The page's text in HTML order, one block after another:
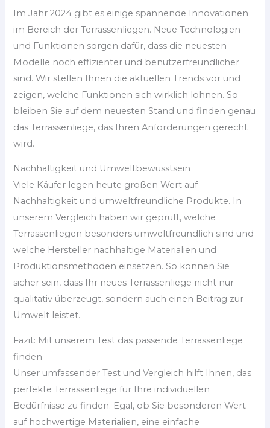
Im Jahr 2024 gibt es einige spannende Innovationen
im Bereich der Terrassenliegen. Neue Technologien
und Funktionen sorgen dafür, dass die neuesten
Modelle noch effizienter und benutzerfreundlicher
sind. Wir stellen Ihnen die aktuellen Trends vor und
zeigen, welche Funktionen sich wirklich lohnen. So
bleiben Sie auf dem neuesten Stand und finden genau
das Terrassenliege, das Ihren Anforderungen gerecht
wird.
Nachhaltigkeit und Umweltbewusstsein
Viele Käufer legen heute großen Wert auf
Nachhaltigkeit und umweltfreundliche Produkte. In
unserem Vergleich haben wir geprüft, welche
Terrassenliegen besonders umweltfreundlich sind und
welche Hersteller nachhaltige Materialien und
Produktionsmethoden einsetzen. So können Sie
sicher sein, dass Ihr neues Terrassenliege nicht nur
qualitativ überzeugt, sondern auch einen Beitrag zur
Umwelt leistet.
Fazit: Mit unserem Test das passende Terrassenliege
finden
Unser umfassender Test und Vergleich hilft Ihnen, das
perfekte Terrassenliege für Ihre individuellen
Bedürfnisse zu finden. Egal, ob Sie besonderen Wert
auf hochwertige Materialien, eine einfache